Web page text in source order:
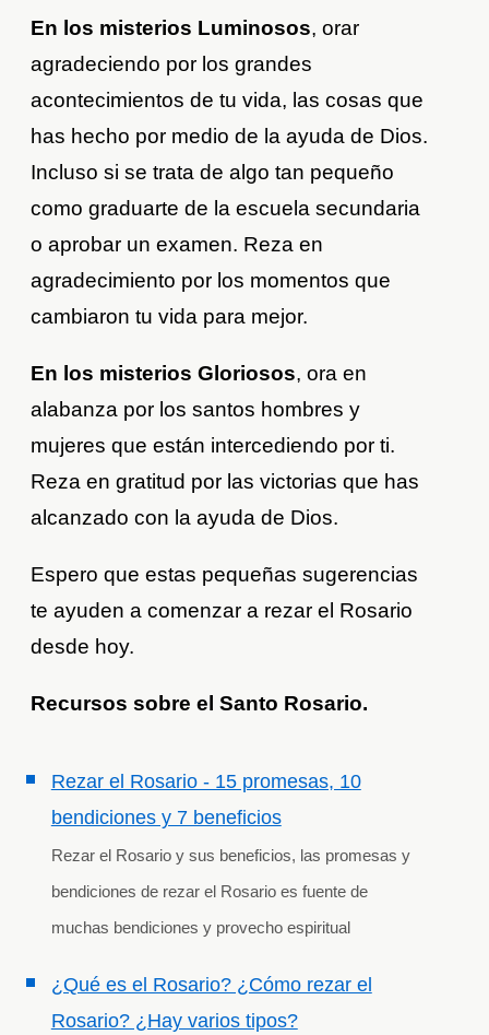
En los misterios Luminosos, orar
agradeciendo por los grandes
acontecimientos de tu vida, las cosas que
has hecho por medio de la ayuda de Dios.
Incluso si se trata de algo tan pequeño
como graduarte de la escuela secundaria
o aprobar un examen. Reza en
agradecimiento por los momentos que
cambiaron tu vida para mejor.
En los misterios Gloriosos, ora en
alabanza por los santos hombres y
mujeres que están intercediendo por ti.
Reza en gratitud por las victorias que has
alcanzado con la ayuda de Dios.
Espero que estas pequeñas sugerencias
te ayuden a comenzar a rezar el Rosario
desde hoy.
Recursos sobre el Santo Rosario.
Rezar el Rosario - 15 promesas, 10
bendiciones y 7 beneficios
Rezar el Rosario y sus beneficios, las promesas y
bendiciones de rezar el Rosario es fuente de
muchas bendiciones y provecho espiritual
¿Qué es el Rosario? ¿Cómo rezar el
Rosario? ¿Hay varios tipos?